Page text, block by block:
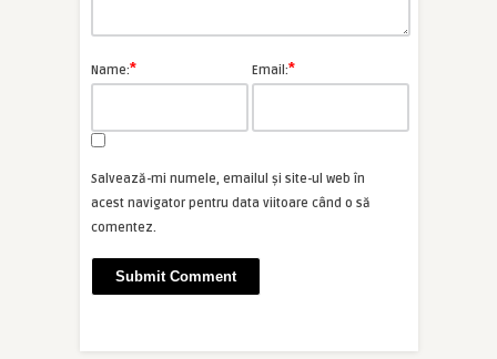
Name:* Email:*
Salvează-mi numele, emailul și site-ul web în
acest navigator pentru data viitoare când o să
comentez.